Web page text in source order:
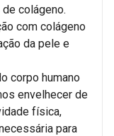
colágeno.
com colágeno
da pele e
corpo humano
envelhecer de
física,
para